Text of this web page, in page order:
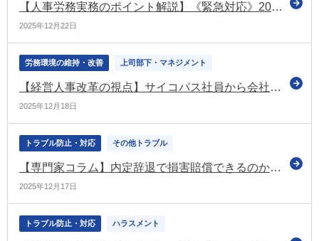
【人事労務実務のポイント解説】《緊急対応》2025年4月遡及適用！ 車通勤者の非課税限度額改正に伴う年末調整“精算”実務と“再交付”源泉徴収票の処理
2025年12月22日
労務環境の維持・改善 上司部下・マネジメント
【経営人事改革の視点】サイコパス社員から会社を守る
2025年12月18日
トラブル防止・対応 その他トラブル
【専門家コラム】内定辞退で損害賠償できるのか？企業側の法的リスクと現実的な対処法
2025年12月17日
トラブル防止・対応 ハラスメント